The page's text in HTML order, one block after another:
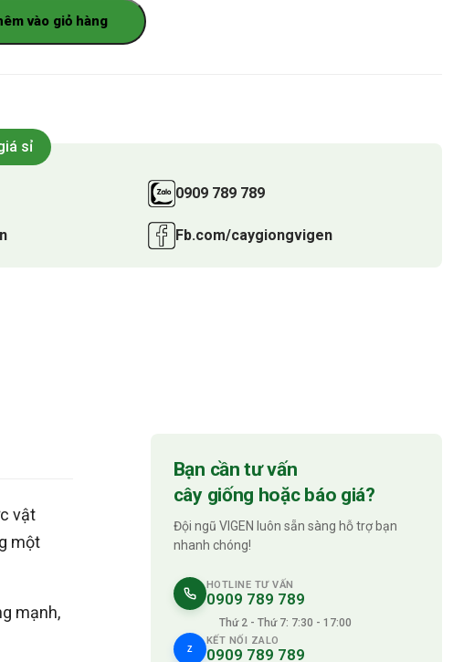
vào giỏ hàng
sỉ
0909 789 789
Fb.com/caygiongvigen
vật
một
mạnh,
Bạn cần tư vấn
cây giống hoặc báo giá?
Đội ngũ VIGEN luôn sẵn sàng hỗ trợ bạn
nhanh chóng!
HOTLINE TƯ VẤN
0909 789 789
Thứ 2 - Thứ 7: 7:30 - 17:00
Z
KẾT NỐI ZALO
0909 789 789